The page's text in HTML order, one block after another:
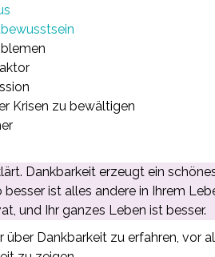
Krisen zu bewältigen
Dankbarkeit erzeugt ein
ist alles andere in Ihrem
und Ihr ganzes Leben ist besser.
über Dankbarkeit zu erfahren, vor